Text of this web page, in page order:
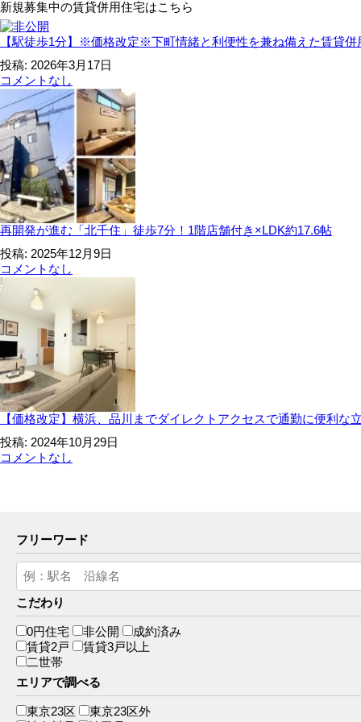
新規募集中の賃貸併用住宅はこちら
【駅徒歩1分】※価格改定※下町情緒と利便性を兼ね備えた賃貸併
投稿: 2026年3月17日
コメントなし
再開発が進む「北千住」徒歩7分！1階店舗付き×LDK約17.6帖
投稿: 2025年12月9日
コメントなし
【価格改定】横浜、品川までダイレクトアクセスで通勤に便利な
投稿: 2024年10月29日
コメントなし
フリーワード
こだわり
0円住宅 非公開
成約済み
賃貸2戸
賃貸3戸以上
二世帯
エリアで調べる
東京23区
東京23区外